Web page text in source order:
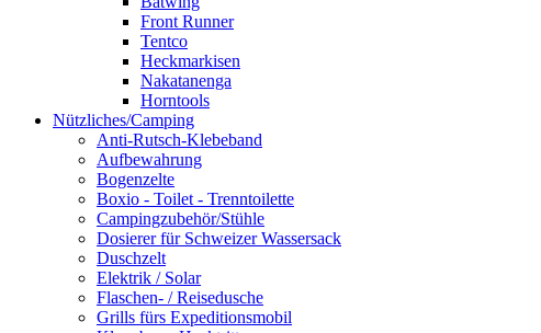
Front Runner
Tentco
Heckmarkisen
Nakatanenga
Horntools
Nützliches/Camping
Anti-Rutsch-Klebeband
Aufbewahrung
Bogenzelte
Boxio - Toilet - Trenntoilette
Campingzubehör/Stühle
Dosierer für Schweizer Wassersack
Duschzelt
Elektrik / Solar
Flaschen- / Reisedusche
Grills fürs Expeditionsmobil